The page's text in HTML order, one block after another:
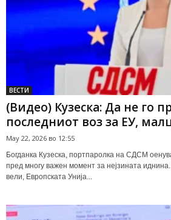
ВЕСТИ
(Видео) Кузеска: Да не го
последниот воз за ЕУ,
May 22, 2026 во 12:55
Богданка Кузеска, портпаролка на СДСМ
пред многу важен момент за нејзината
вели, Европската Унија...